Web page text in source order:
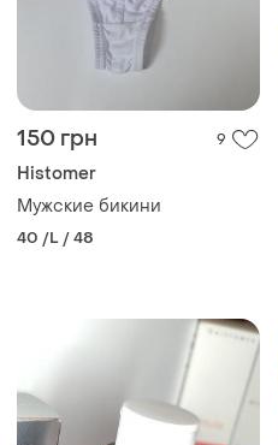
150 грн 9
Histomer
Мужские бикини
40 /L / 48